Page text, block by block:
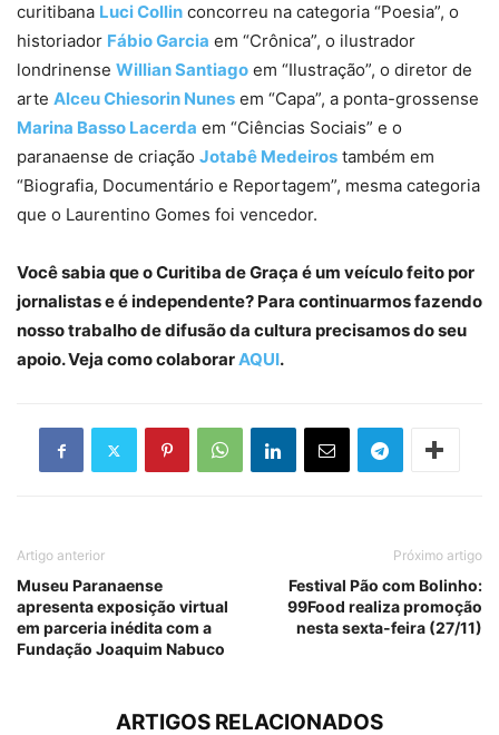
curitibana Luci Collin concorreu na categoria “Poesia”, o
historiador Fábio Garcia em “Crônica”, o ilustrador
londrinense Willian Santiago em “Ilustração”, o diretor de
arte Alceu Chiesorin Nunes em “Capa”, a ponta-grossense
Marina Basso Lacerda em “Ciências Sociais” e o
paranaense de criação Jotabê Medeiros também em
“Biografia, Documentário e Reportagem”, mesma categoria
que o Laurentino Gomes foi vencedor.
Você sabia que o Curitiba de Graça é um veículo feito por
jornalistas e é independente? Para continuarmos fazendo
nosso trabalho de difusão da cultura precisamos do seu
apoio. Veja como colaborarAQUI.
Artigo anterior
Museu Paranaense
apresenta exposição virtual
em parceria inédita com a
Fundação Joaquim Nabuco
Próximo artigo
Festival Pão com Bolinho:
99Food realiza promoção
nesta sexta-feira (27/11)
ARTIGOS RELACIONADOS